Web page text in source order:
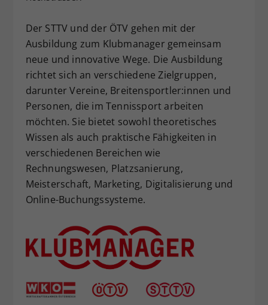
Der STTV und der ÖTV gehen mit der
Ausbildung zum Klubmanager gemeinsam
neue und innovative Wege. Die Ausbildung
richtet sich an verschiedene Zielgruppen,
darunter Vereine, Breitensportler:innen und
Personen, die im Tennissport arbeiten
möchten. Sie bietet sowohl theoretisches
Wissen als auch praktische Fähigkeiten in
verschiedenen Bereichen wie
Rechnungswesen, Platzsanierung,
Meisterschaft, Marketing, Digitalisierung und
Online-Buchungssysteme.
Einstellungen. Unter anderem eine
zufällig generierte ID, für die
historische Speicherung Ihrer
vorgenommen Einstellungen, falls der
Webseiten-Betreiber dies eingestellt
hat.